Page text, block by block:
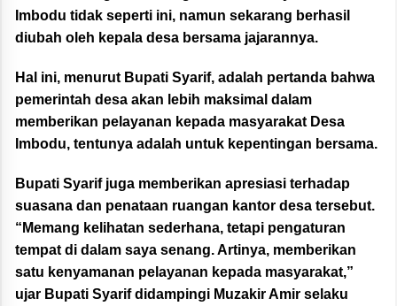
Imbodu tidak seperti ini, namun sekarang berhasil
diubah oleh kepala desa bersama jajarannya.
Hal ini, menurut Bupati Syarif, adalah pertanda bahwa
pemerintah desa akan lebih maksimal dalam
memberikan pelayanan kepada masyarakat Desa
Imbodu, tentunya adalah untuk kepentingan bersama.
Bupati Syarif juga memberikan apresiasi terhadap
suasana dan penataan ruangan kantor desa tersebut.
“Memang kelihatan sederhana, tetapi pengaturan
tempat di dalam saya senang. Artinya, memberikan
satu kenyamanan pelayanan kepada masyarakat,”
ujar Bupati Syarif didampingi Muzakir Amir selaku